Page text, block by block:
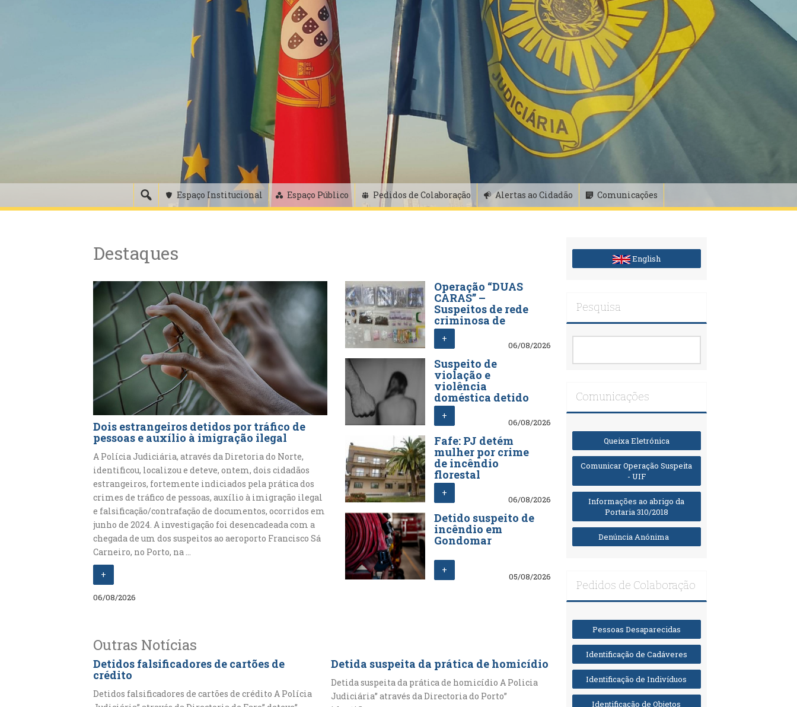
Espaço Institucional Espaço Público Pedidos de Colaboração Alertas ao Cidadão Comunicações
Destaques
Dois estrangeiros detidos por tráfico de
pessoas e auxílio à imigração ilegal
A Polícia Judiciária, através da Diretoria do Norte,
identificou, localizou e deteve, ontem, dois cidadãos
estrangeiros, fortemente indiciados pela prática dos
crimes de tráfico de pessoas, auxílio à imigração ilegal
e falsificação/contrafação de documentos, ocorridos em
junho de 2024. A investigação foi desencadeada com a
chegada de um dos suspeitos ao aeroporto Francisco Sá
Carneiro, no Porto, na ...
+
06/08/2026
Operação “DUAS
CARAS” –
Suspeitos de rede
criminosa de
tráfico de
estupefacientes
+
06/08/2026
Suspeito de
violação e
violência
doméstica detido
nos Açores
+
06/08/2026
Fafe: PJ detém
mulher por crime
de incêndio
florestal
+
06/08/2026
Detido suspeito de
incêndio em
Gondomar
+
05/08/2026
Outras Notícias
Detidos falsificadores de cartões de
crédito
Detidos falsificadores de cartões de crédito A Polícia
Detida suspeita da prática de homicídio
Detida suspeita da prática de homicídio A Policia
Judiciária” através da Directoria do Porto”
English
Pesquisa
Comunicações
Queixa Eletrónica
Comunicar Operação Suspeita
- UIF
Informações ao abrigo da
Portaria 310/2018
Denúncia Anónima
Pedidos de Colaboração
Pessoas Desaparecidas
Identificação de Cadáveres
Identificação de Indivíduos
Identificação de Objetos